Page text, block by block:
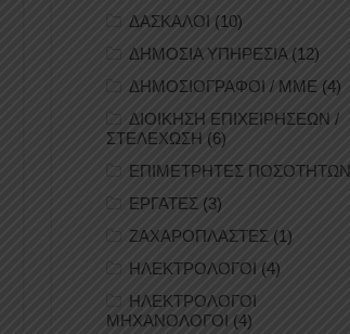
ΔΑΣΚΑΛΟΙ (10)
ΔΗΜΟΣΙΑ ΥΠΗΡΕΣΙΑ (12)
ΔΗΜΟΣΙΟΓΡΑΦΟΙ / ΜΜΕ (4)
ΔΙΟΙΚΗΣΗ ΕΠΙΧΕΙΡΗΣΕΩΝ /
ΣΤΕΛΕΧΩΣΗ (6)
ΕΠΙΜΕΤΡΗΤΕΣ ΠΟΣΟΤΗΤΩΝ
ΕΡΓΑΤΕΣ (3)
ΖΑΧΑΡΟΠΛΑΣΤΕΣ (1)
ΗΛΕΚΤΡΟΛΟΓΟΙ (4)
ΗΛΕΚΤΡΟΛΟΓΟΙ
ΜΗΧΑΝΟΛΟΓΟΙ (4)